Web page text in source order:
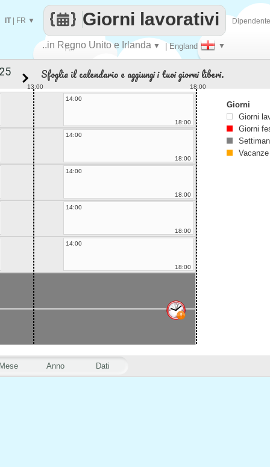
Fai
..in Regno Unito e Irlanda ▼ | England ▼
Giorni lavorativi
IT| FR ▼
Anno Dati
Sfoglia il calendario e aggiungi i tuoi giorni liberi.
13:00
18:00
14:00
18:00
14:00
18:00
14:00
18:00
14:00
18:00
14:00
18:00
Giorni
Giorni
Giorni
Vacanze